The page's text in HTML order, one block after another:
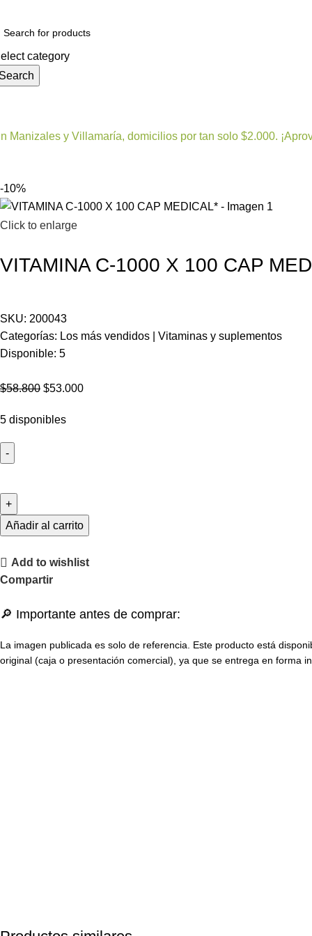
category
Manizales y Villamaría, domicilios por tan solo $2.000.
-10%
Click to enlarge
VITAMINA C-1000 X 100 CAP
SKU: 200043
Categorías: Los más vendidos
Vitaminas y suplementos
Disponible: 5
$58.800 $53.000
5 disponibles
Añadir al carrito
Add to wishlist
Compartir
🔎 Importante antes de comprar:
La imagen publicada es solo de referencia. Este producto está
original (caja o presentación comercial), ya que se entrega en forma